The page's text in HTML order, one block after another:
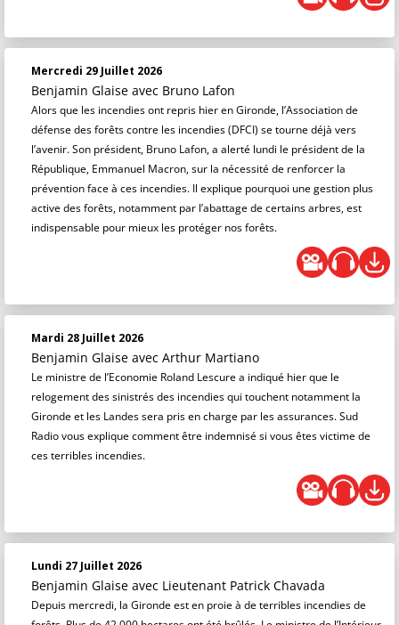
Mercredi 29 Juillet 2026
Benjamin Glaise avec Bruno Lafon
Alors que les incendies ont repris hier en Gironde, l’Association de
défense des forêts contre les incendies (DFCI) se tourne déjà vers
l’avenir. Son président, Bruno Lafon, a alerté lundi le président de la
République, Emmanuel Macron, sur la nécessité de renforcer la
prévention face à ces incendies. Il explique pourquoi une gestion plus
active des forêts, notamment par l’abattage de certains arbres, est
indispensable pour mieux les protéger nos forêts.
Mardi 28 Juillet 2026
Benjamin Glaise avec Arthur Martiano
Le ministre de l’Economie Roland Lescure a indiqué hier que le
relogement des sinistrés des incendies qui touchent notamment la
Gironde et les Landes sera pris en charge par les assurances. Sud
Radio vous explique comment être indemnisé si vous êtes victime de
ces terribles incendies.
Lundi 27 Juillet 2026
Benjamin Glaise avec Lieutenant Patrick Chavada
Depuis mercredi, la Gironde est en proie à de terribles incendies de